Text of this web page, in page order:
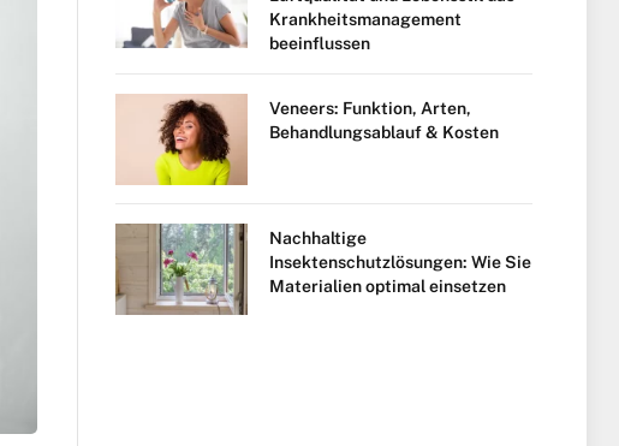
Krankheitsmanagement
beeinflussen
Veneers: Funktion, Arten,
Behandlungsablauf & Kosten
Nachhaltige
Insektenschutzlösungen: Wie Sie
Materialien optimal einsetzen